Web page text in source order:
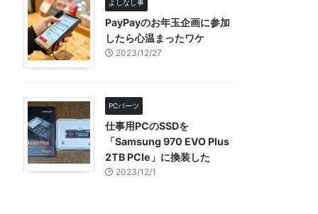
よしなし事
PayPayのお年玉企画に参加
したら心温まったワケ
2023/12/27
PCパーツ
仕事用PCのSSDを
「Samsung 970 EVO Plus
2TB PCIe」に換装した
2023/12/1